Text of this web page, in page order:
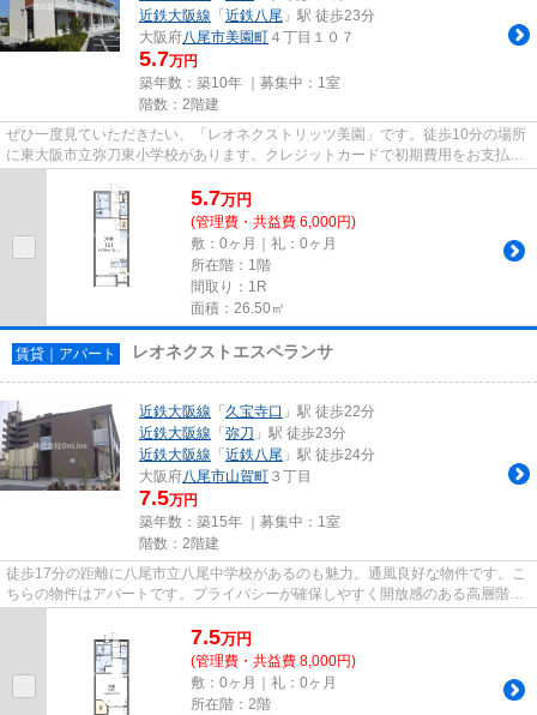
近鉄大阪線 「近鉄八尾 」駅 徒歩23分
大阪府八尾市美園町 ４丁目１０７
5.7万円
築年数：築10年 ｜募集中： 1室
階数：2階建
ぜひ一度見ていただきたい、「レオネクストリッツ美園」です。徒歩10分の場所
に東大阪市立弥刀東小学校があります。クレジットカードで初期費用をお支払い
いただける物件です。2駅利用...
5.7万円
(管理費・共益費 6,000円)
敷：0ヶ月｜礼：0ヶ月
所在階：1階
間取り：1R
面積：26.50㎡
賃貸｜アパート レオネクストエスペランサ
近鉄大阪線 「久宝寺口 」駅 徒歩22分
近鉄大阪線 「弥刀 」駅 徒歩23分
近鉄大阪線 「近鉄八尾 」駅 徒歩24分
大阪府八尾市山賀町 ３丁目
7.5万円
築年数：築15年 ｜募集中： 1室
階数：2階建
徒歩17分の距離に八尾市立八尾中学校があるのも魅力。通風良好な物件です。こ
ちらの物件はアパートです。プライバシーが確保しやすく開放感のある高層階で
す。賃貸情報をお探しの方は...
7.5万円
(管理費・共益費 8,000円)
敷：0ヶ月｜礼：0ヶ月
所在階：2階